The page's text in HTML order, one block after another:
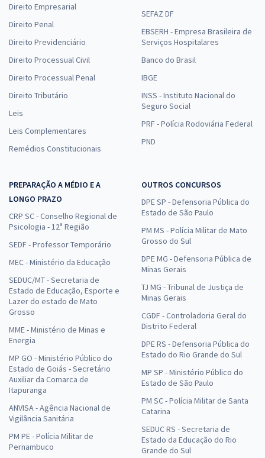
Direito Empresarial
Direito Penal
Direito Previdenciário
Direito Processual Civil
Direito Processual Penal
Direito Tributário
Leis
Leis Complementares
Remédios Constitucionais
SEFAZ DF
EBSERH - Empresa Brasileira de
Serviços Hospitalares
Banco do Brasil
IBGE
INSS - Instituto Nacional do
Seguro Social
PRF - Polícia Rodoviária Federal
PND
PREPARAÇÃO A MÉDIO E A
LONGO PRAZO
CRP SC - Conselho Regional de
Psicologia - 12ª Região
SEDF - Professor Temporário
MEC - Ministério da Educação
SEDUC/MT - Secretaria de
Estado de Educação, Esporte e
Lazer do estado de Mato
Grosso
MME - Ministério de Minas e
Energia
MP GO - Ministério Público do
Estado de Goiás - Secretário
Auxiliar da Comarca de
Itapuranga
ANVISA - Agência Nacional de
Vigilância Sanitária
PM PE - Polícia Militar de
Pernambuco
OUTROS CONCURSOS
DPE SP - Defensoria Pública do
Estado de São Paulo
PM MS - Polícia Militar de Mato
Grosso do Sul
DPE MG - Defensoria Pública de
Minas Gerais
TJ MG - Tribunal de Justiça de
Minas Gerais
CGDF - Controladoria Geral do
Distrito Federal
DPE RS - Defensoria Pública do
Estado do Rio Grande do Sul
MP SP - Ministério Público do
Estado de São Paulo
PM SC - Polícia Militar de Santa
Catarina
SEDUC RS - Secretaria de
Estado da Educação do Rio
Grande do Sul